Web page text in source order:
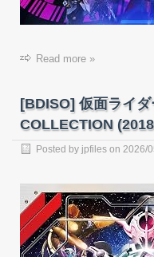
Read more »
[BDISO] 仮面ライ
COLLECTION
Posted by jpfiles on 2026/